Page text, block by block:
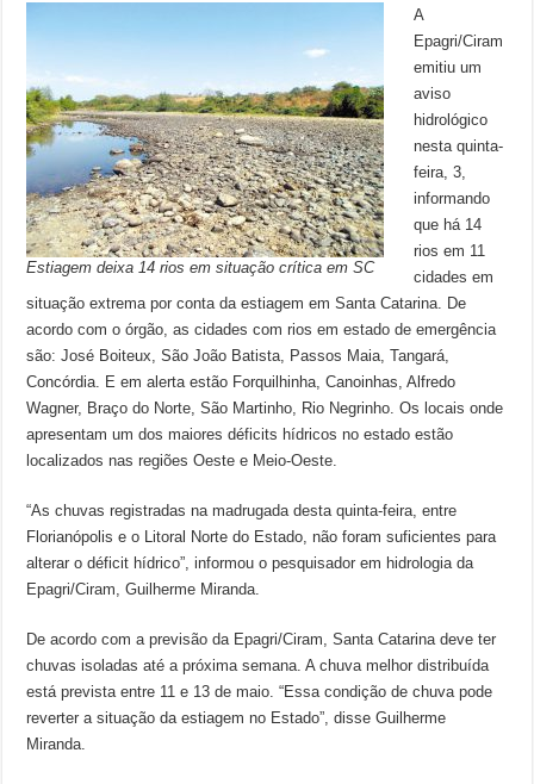
Estiagem deixa 14 rios em situação crítica em SC
A
Epagri/Ciram
emitiu um
aviso
hidrológico
nesta quinta-
feira, 3,
informando
que há 14
rios em 11
cidades em
situação extrema por conta da estiagem em Santa Catarina. De
acordo com o órgão, as cidades com rios em estado de emergência
são: José Boiteux, São João Batista, Passos Maia, Tangará,
Concórdia. E em alerta estão Forquilhinha, Canoinhas, Alfredo
Wagner, Braço do Norte, São Martinho, Rio Negrinho. Os locais onde
apresentam um dos maiores déficits hídricos no estado estão
localizados nas regiões Oeste e Meio-Oeste.
“As chuvas registradas na madrugada desta quinta-feira, entre
Florianópolis e o Litoral Norte do Estado, não foram suficientes para
alterar o déficit hídrico”, informou o pesquisador em hidrologia da
Epagri/Ciram, Guilherme Miranda.
De acordo com a previsão da Epagri/Ciram, Santa Catarina deve ter
chuvas isoladas até a próxima semana. A chuva melhor distribuída
está prevista entre 11 e 13 de maio. “Essa condição de chuva pode
reverter a situação da estiagem no Estado”, disse Guilherme
Miranda.